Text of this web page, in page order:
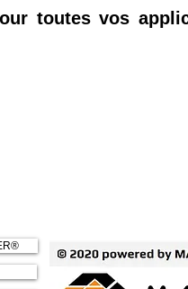
toutes vos